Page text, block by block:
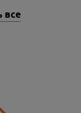
все